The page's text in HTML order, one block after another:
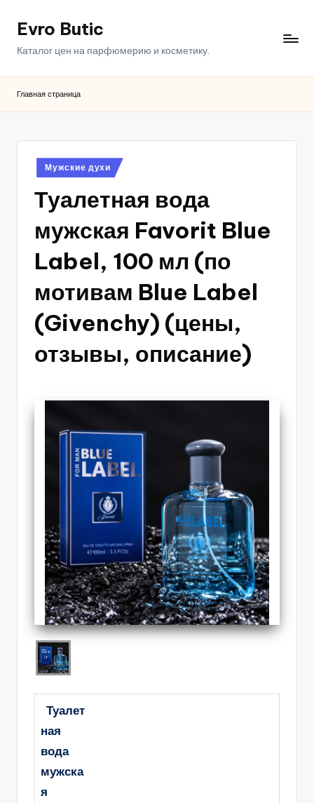
ПерейтиEvro Butic
Каталог цен на парфюмерию и косметику.
Главная страница
Опубликовано
в
Мужские духи
Туалетная вода
мужская Favorit Blue
Label, 100 мл (по
мотивам Blue Label
(Givenchy) (цены,
отзывы, описание)
Туалет
ная
вода
мужска
я